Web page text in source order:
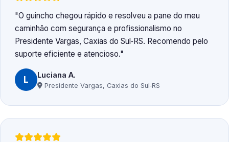
O guincho chegou rápido e resolveu a pane do meu
caminhão com segurança e profissionalismo no
Presidente Vargas, Caxias do Sul‑RS. Recomendo pelo
suporte eficiente e atencioso.
L Luciana A.
Presidente Vargas, Caxias do Sul‑RS